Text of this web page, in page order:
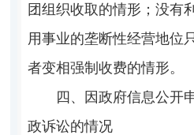
团组织收取的情形；没有
用事业的垄断性经营地位
者变相强制收费的情形。
四、因政府信息公开
政诉讼的情况